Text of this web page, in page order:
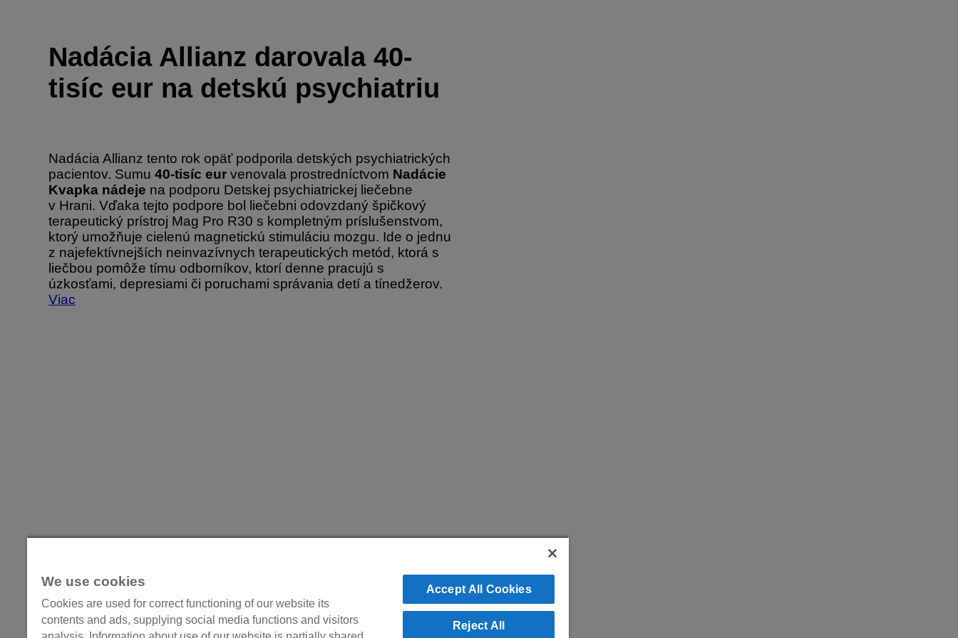
Nadácia Allianz darovala 40-
tisíc eur na detskú psychiatriu
Nadácia Allianz tento rok opäť podporila detských psychiatrických
pacientov. Sumu 40-tisíc eur venovala prostredníctvom Nadácie
Kvapka nádeje na podporu Detskej psychiatrickej liečebne
v Hrani. Vďaka tejto podpore bol liečebni odovzdaný špičkový
terapeutický prístroj Mag Pro R30 s kompletným príslušenstvom,
ktorý umožňuje cielenú magnetickú stimuláciu mozgu. Ide o jednu
z najefektívnejších neinvazívnych terapeutických metód, ktorá s
liečbou pomôže tímu odborníkov, ktorí denne pracujú s
úzkosťami, depresiami či poruchami správania detí a tínedžerov.
Viac
We use cookies
Cookies are used for correct functioning of our website its
contents and ads, supplying social media functions and visitors
Accept All Cookies
Reject All